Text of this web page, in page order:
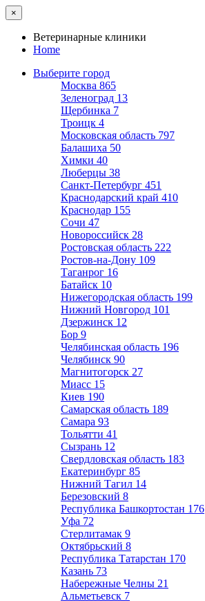
×
Ветеринарные клиники
Home
Выберите город
Москва 865
Зеленоград 13
Щербинка 7
Троицк 4
Московская область 797
Балашиха 50
Химки 40
Люберцы 38
Санкт-Петербург 451
Краснодарский край 410
Краснодар 155
Сочи 47
Новороссийск 28
Ростовская область 222
Ростов-на-Дону 109
Таганрог 16
Батайск 10
Нижегородская область 199
Нижний Новгород 101
Дзержинск 12
Бор 9
Челябинская область 196
Челябинск 90
Магнитогорск 27
Миасс 15
Киев 190
Самарская область 189
Самара 93
Тольятти 41
Сызрань 12
Свердловская область 183
Екатеринбург 85
Нижний Тагил 14
Березовский 8
Республика Башкортостан 176
Уфа 72
Стерлитамак 9
Октябрьский 8
Республика Татарстан 170
Казань 73
Набережные Челны 21
Альметьевск 7